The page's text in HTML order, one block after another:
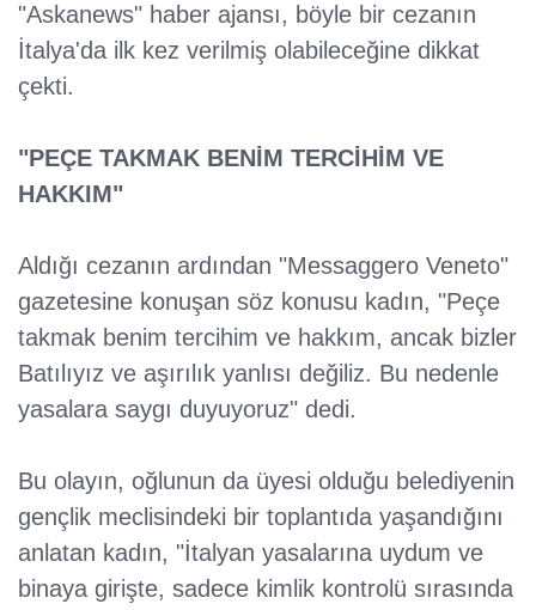
"Askanews" haber ajansı, böyle bir cezanın
İtalya'da ilk kez verilmiş olabileceğine dikkat
çekti.
"PEÇE TAKMAK BENİM TERCİHİM VE
HAKKIM"
Aldığı cezanın ardından "Messaggero Veneto"
gazetesine konuşan söz konusu kadın, "Peçe
takmak benim tercihim ve hakkım, ancak bizler
Batılıyız ve aşırılık yanlısı değiliz. Bu nedenle
yasalara saygı duyuyoruz" dedi.
Bu olayın, oğlunun da üyesi olduğu belediyenin
gençlik meclisindeki bir toplantıda yaşandığını
anlatan kadın, "İtalyan yasalarına uydum ve
binaya girişte, sadece kimlik kontrolü sırasında